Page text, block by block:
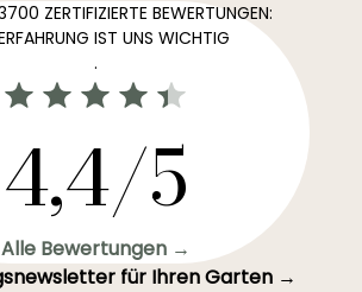
ZERTIFIZIERTE BEWERTUNGEN:
IST UNS WICHTIG
.
4,4/5
Alle Bewertungen →
für Ihren Garten →